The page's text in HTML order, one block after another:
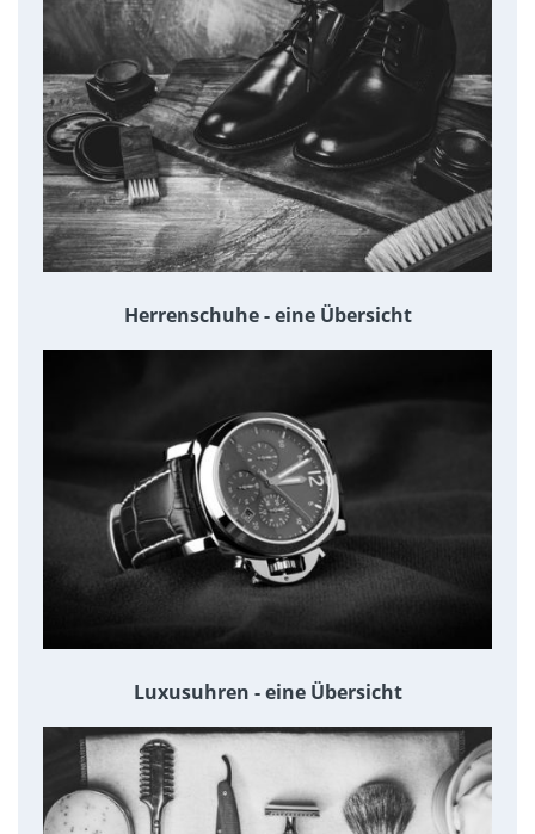
Herrenschuhe - eine Übersicht
Luxusuhren - eine Übersicht